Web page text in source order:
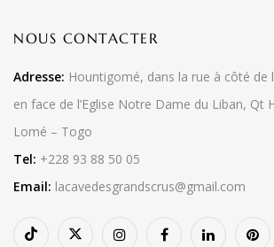
NOUS CONTACTER
Adresse: Hountigomé, dans la rue à côté de
en face de l’Eglise Notre Dame du Liban, Qt
Lomé – Togo
Tel: +228 93 88 50 05
Email: lacavedesgrandscrus@gmail.com